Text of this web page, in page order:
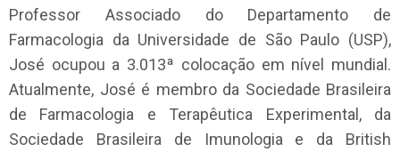
Professor Associado do Departamento de
Farmacologia da Universidade de São Paulo (USP),
José ocupou a 3.013ª colocação em nível mundial.
Atualmente, José é membro da Sociedade Brasileira
de Farmacologia e Terapêutica Experimental, da
Sociedade Brasileira de Imunologia e da British